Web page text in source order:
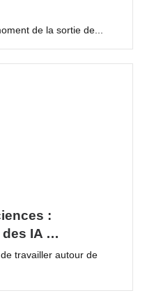
de la sortie de...
:
des IA …
travailler autour de